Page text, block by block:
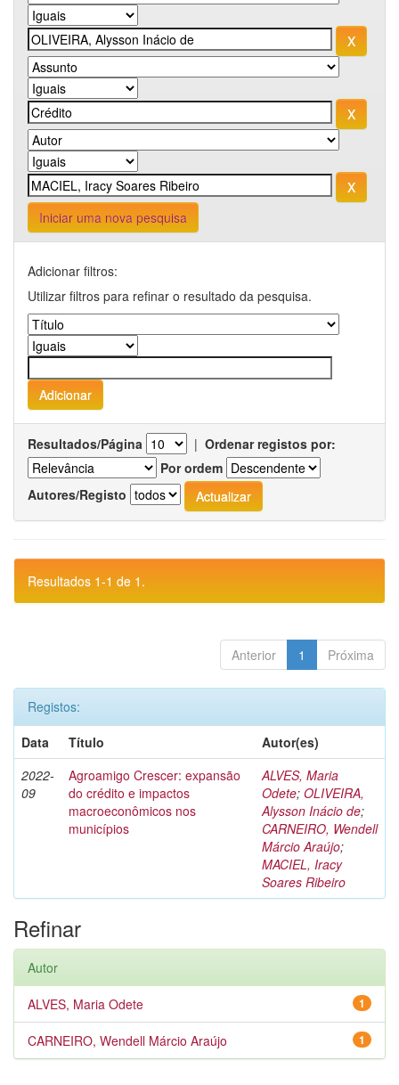
Iniciar uma nova pesquisa
Adicionar filtros:
Utilizar filtros para refinar o resultado da pesquisa.
Resultados/Página | Ordenar registos por:
Por ordem
Autores/Registo
Resultados 1-1 de 1.
Anterior 1 Próxima
Registos:
Data
Título
Autor(es)
2022-
09
Agroamigo Crescer: expansão
do crédito e impactos
macroeconômicos nos
municípios
ALVES, Maria
Odete; OLIVEIRA,
Alysson Inácio de;
CARNEIRO, Wendell
Márcio Araújo;
MACIEL, Iracy
Soares Ribeiro
Refinar
Autor
1
ALVES, Maria Odete
1
CARNEIRO, Wendell Márcio Araújo